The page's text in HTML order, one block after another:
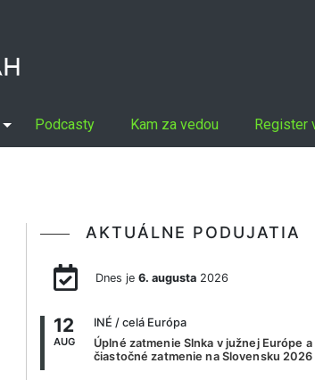
Podcasty Kam za vedou Register
AKTUÁLNE PODUJATIA
Dnes je 6. augusta2026
12
AUG
INÉ / celá Európa
Úplné zatmenie Slnka v južnej Európe a
čiastočné zatmenie na Slovensku 2026